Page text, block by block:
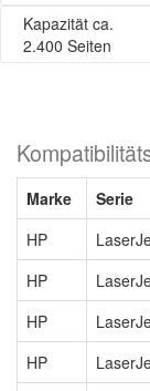
Kapazität ca.
2.400 Seiten
Marke Serie
HP
HP
HP
HP